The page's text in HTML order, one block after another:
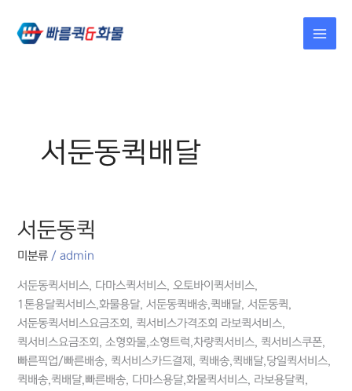
건너뛰기
서둔동퀵배달
서둔동퀵
미분류 /admin
서둔동퀵서비스, 다마스퀵서비스, 오토바이퀵서비스,
1톤용달퀵서비스,화물용달, 서둔동퀵배송,퀵배달, 서둔동퀵,
서둔동퀵서비스요금조회, 퀵서비스가격조회 라보퀵서비스,
퀵서비스요금조회, 소형화물,소형트럭,차량퀵서비스, 퀵서비스쿠폰,
빠른픽업/빠른배송, 퀵서비스카드결제, 퀵배송,퀵배달,당일퀵서비스,
퀵배송,퀵배달,빠른배송, 다마스용달,화물퀵서비스, 라보용달퀵,
서둔동퀵